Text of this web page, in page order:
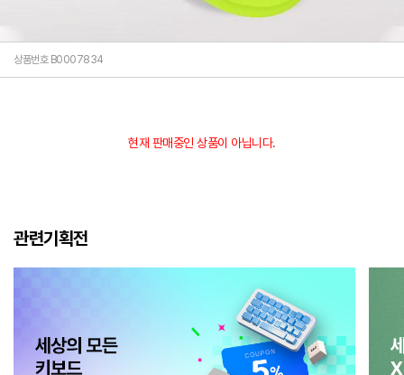
상품번호 B0007834
현재 판매중인 상품이 아닙니다.
관련기획전